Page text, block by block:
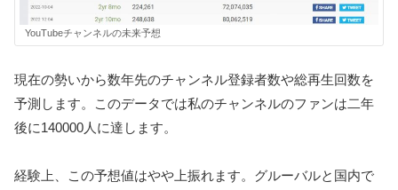
YouTubeチャンネルの未来予想
現在の勢いから数年先のチャンネル登録者数や総再生回数を
予測します。このデータでは私のチャンネルのファンは二年
後に140000人に達します。
経験上、この予想値はやや上振れます。グルーバルと国内で